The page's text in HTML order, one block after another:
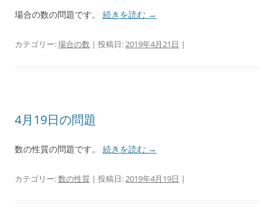
場合の数の問題です。 続きを読む →
カテゴリー:場合の数 | 投稿日:2019年4月21日 |
4月19日の問題
数の性質の問題です。 続きを読む →
カテゴリー:数の性質 | 投稿日:2019年4月19日 |